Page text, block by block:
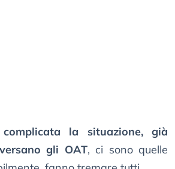
la situazione, già
gli OAT, ci sono quelle